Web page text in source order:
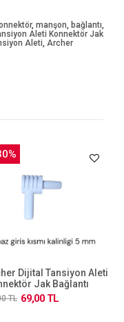
, manşon, bağlantı,
Aleti Konnektör Jak
Aleti, Archer
Dijital Tansiyon Aleti
Jak Bağlantı
Beyaz L Tıp 5 Mm
69,00 TL
TL